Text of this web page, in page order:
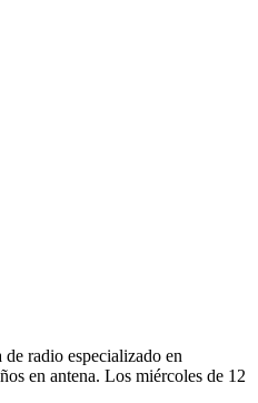
radio especializado en
en antena. Los miércoles de 12